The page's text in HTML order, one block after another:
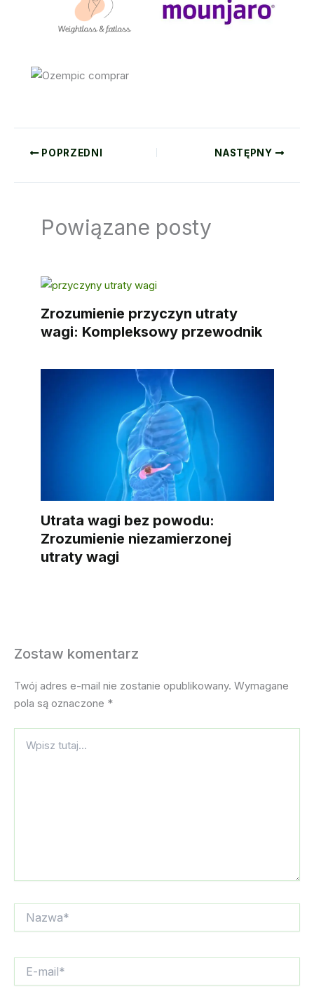
POPRZEDNI NASTĘPNY
Powiązane posty
Zrozumienie przyczyn utraty
wagi: Kompleksowy przewodnik
Utrata wagi bez powodu:
Zrozumienie niezamierzonej
utraty wagi
Zostaw komentarz
Twój adres e-mail nie zostanie opublikowany. Wymagane
pola są oznaczone *
tutaj...
mail*